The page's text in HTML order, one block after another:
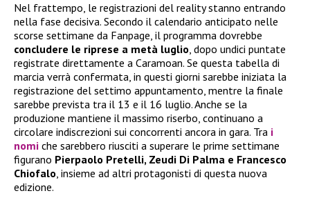
Nel frattempo, le registrazioni del reality stanno entrando
nella fase decisiva. Secondo il calendario anticipato nelle
scorse settimane da Fanpage, il programma dovrebbe
concludere le riprese a metà luglio, dopo undici puntate
registrate direttamente a Caramoan. Se questa tabella di
marcia verrà confermata, in questi giorni sarebbe iniziata la
registrazione del settimo appuntamento, mentre la finale
sarebbe prevista tra il 13 e il 16 luglio. Anche se la
produzione mantiene il massimo riserbo, continuano a
circolare indiscrezioni sui concorrenti ancora in gara. Tra i
nomi che sarebbero riusciti a superare le prime settimane
figurano Pierpaolo Pretelli, Zeudi Di Palma e Francesco
Chiofalo, insieme ad altri protagonisti di questa nuova
edizione.